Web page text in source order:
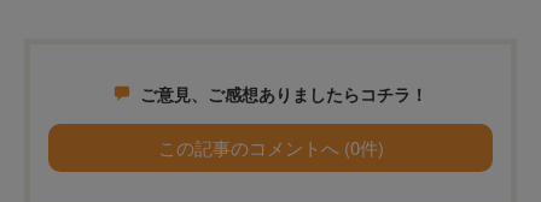
ご意見、ご感想ありましたらコチラ！
この記事のコメントへ (0件)